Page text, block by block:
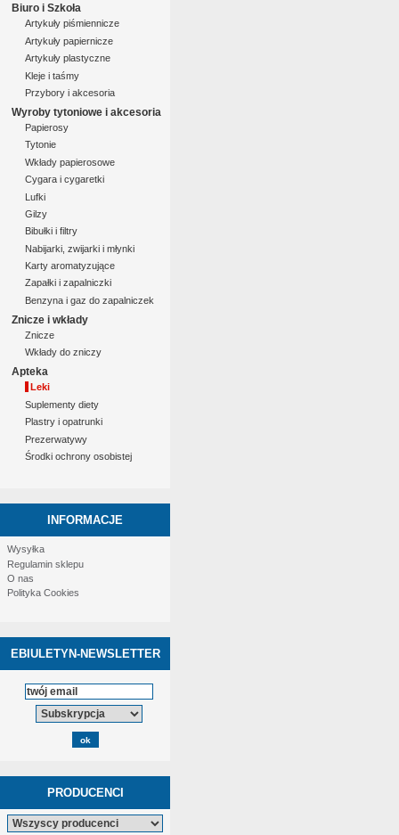
Biuro i Szkoła
Artykuły piśmiennicze
Artykuły papiernicze
Artykuły plastyczne
Kleje i taśmy
Przybory i akcesoria
Wyroby tytoniowe i akcesoria
Papierosy
Tytonie
Wkłady papierosowe
Cygara i cygaretki
Lufki
Gilzy
Bibułki i filtry
Nabijarki, zwijarki i młynki
Karty aromatyzujące
Zapałki i zapalniczki
Benzyna i gaz do zapalniczek
Znicze i wkłady
Znicze
Wkłady do zniczy
Apteka
Leki
Suplementy diety
Plastry i opatrunki
Prezerwatywy
Środki ochrony osobistej
INFORMACJE
Wysyłka
Regulamin sklepu
O nas
Polityka Cookies
EBIULETYN-NEWSLETTER
PRODUCENCI